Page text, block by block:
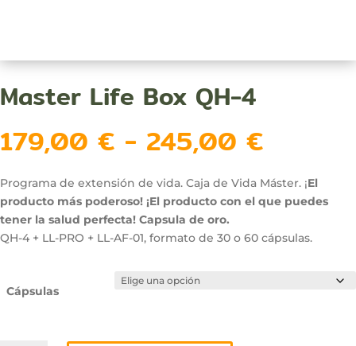
Master Life Box QH-4
179,00 € - 245,00 €
desde
hasta
Programa de extensión de vida. Caja de Vida Máster. ¡El
producto más poderoso! ¡El producto con el que puedes
tener la salud perfecta! Capsula de oro.
QH-4 + LL-PRO + LL-AF-01, formato de 30 o 60 cápsulas.
Cápsulas